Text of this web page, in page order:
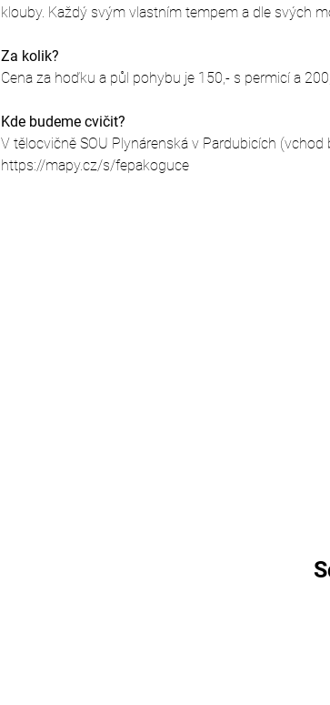
klouby. Každý svým vlastním tempem a dle svých
Za kolik?
Cena za hoďku a půl pohybu je 150,- s permicí a
Kde budeme cvičit?
V tělocvičně SOU Plynárenská v Pardubicích
https://mapy.cz/s/fepakoguce